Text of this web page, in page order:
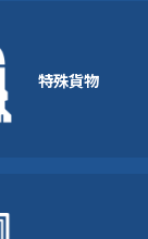
特殊貨物